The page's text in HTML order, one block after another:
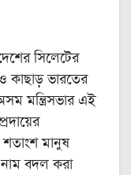
সিলেটের
কাছাড় ভারতের
মন্ত্রিসভার এই
মানুষ
বদল করা